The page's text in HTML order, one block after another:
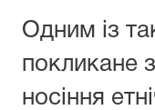
Одним із
покликане
носіння